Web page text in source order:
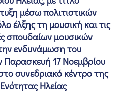
μέσω πολιτιστικών
έλξης τη μουσική και τις
σπουδαίων μουσικών
ενδυνάμωση του
Παρασκευή 17 Νοεμβρίου
συνεδριακό κέντρο της
Ηλείας